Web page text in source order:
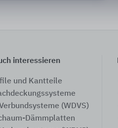
interessieren
und Kantteile
(WDVS)
Dämmplatten